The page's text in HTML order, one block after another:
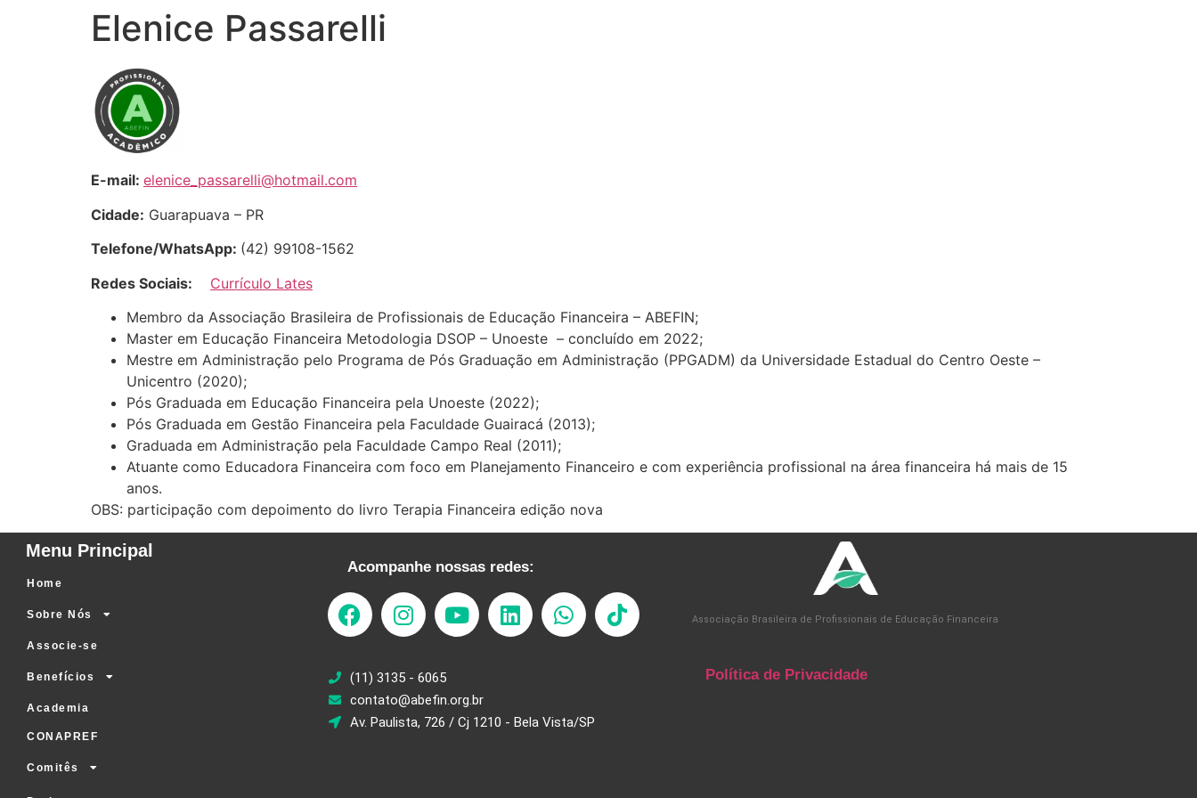
Elenice Passarelli
E-mail: elenice_passarelli@hotmail.com
Cidade: Guarapuava – PR
Telefone/WhatsApp: (42) 99108-1562
Redes Sociais: Currículo Lates
Membro da Associação Brasileira de Profissionais de Educação Financeira – ABEFIN;
Master em Educação Financeira Metodologia DSOP – Unoeste – concluído em 2022;
Mestre em Administração pelo Programa de Pós Graduação em Administração (PPGADM) da Universidade Estadual do Centro Oeste –
Unicentro (2020);
Pós Graduada em Educação Financeira pela Unoeste (2022);
Pós Graduada em Gestão Financeira pela Faculdade Guairacá (2013);
Graduada em Administração pela Faculdade Campo Real (2011);
Atuante como Educadora Financeira com foco em Planejamento Financeiro e com experiência profissional na área financeira há mais de 15
anos.
OBS: participação com depoimento do livro Terapia Financeira edição nova
Menu Principal
Home
Sobre Nós
Associe-se
Benefícios
Academia
CONAPREF
Comitês
Acompanhe nossas redes:
(11) 3135 - 6065
contato@abefin.org.br
Av. Paulista, 726 / Cj 1210 - Bela Vista/SP
Associação Brasileira de Profissionais de Educação Financeira
Política de Privacidade